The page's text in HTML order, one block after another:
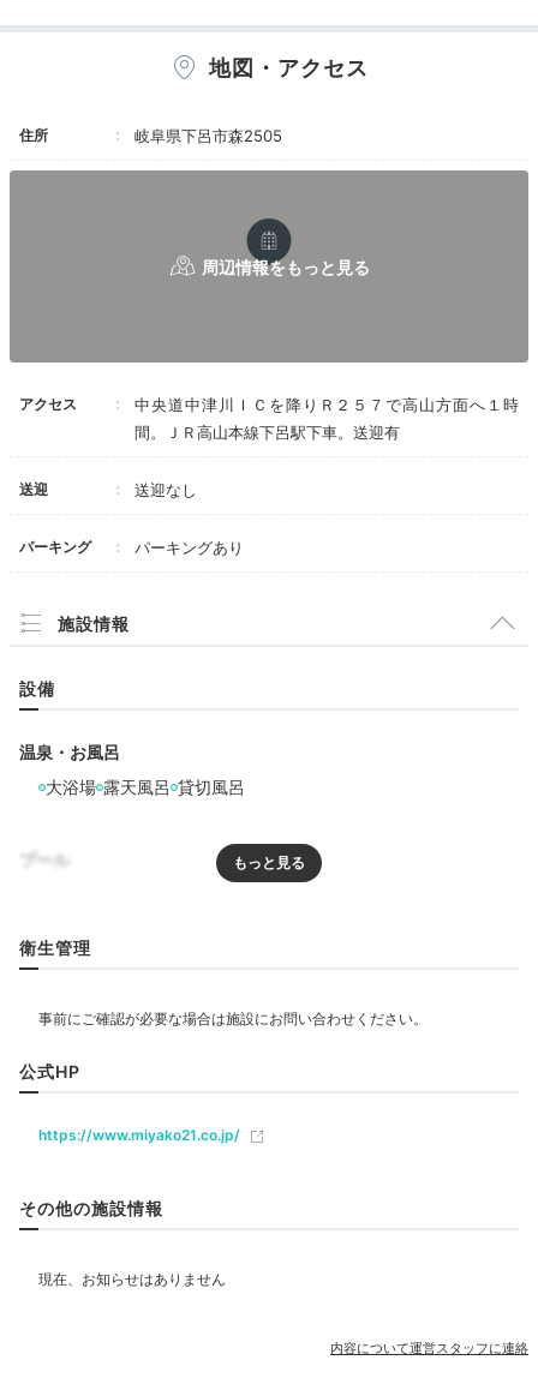
したが私は遭遇することは無かったです。
の泊まった蜜虫の裏口の扉が深夜に強い風が吹く
致命的でした。辛口コメントですが私の思った事
すぐに陶器風呂なので覗かれるリスクを感じまし
コスパを考えても次は無いかな。
地図・アクセス
住所 岐阜県下呂市森2505
アクセス
中央道中津川ＩＣを降りＲ２５７で高山方面へ１時
間。ＪＲ高山本線下呂駅下車。送迎有
送迎 送迎なし
パーキング パーキングあり
施設情報
設備
温泉・お風呂
大浴場 露天風呂 貸切風呂
プール
リラクゼーション
ベビー＆子供関連
部屋情報
露天風呂付客室
衛生管理
公式HP
https://www.miyako21.co.jp/
その他の施設情報
内容について運営スタッフに連絡